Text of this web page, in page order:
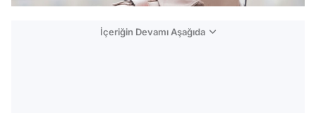
İçeriğin Devamı Aşağıda